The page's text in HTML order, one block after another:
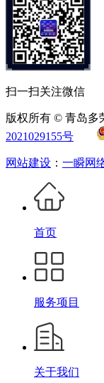
扫一扫关注微信
版权所有 © 青岛多
2021029155号
网站建设 ： 一瞬网
首页
服务项目
关于我们